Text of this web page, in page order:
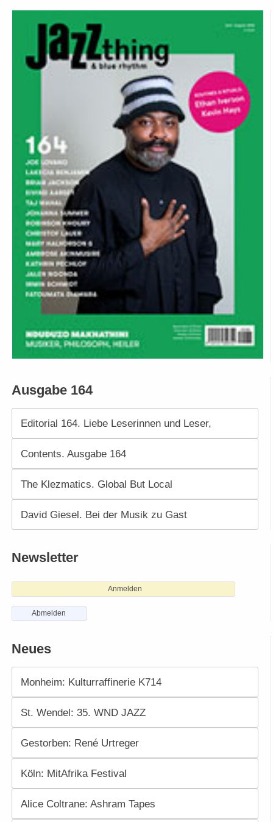
Ausgabe 164
Editorial 164. Liebe Leserinnen und Leser,
Contents. Ausgabe 164
The Klezmatics. Global But Local
David Giesel. Bei der Musik zu Gast
Newsletter
Anmelden
Abmelden
Neues
Monheim: Kulturraffinerie K714
St. Wendel: 35. WND JAZZ
Gestorben: René Urtreger
Köln: MitAfrika Festival
Alice Coltrane: Ashram Tapes